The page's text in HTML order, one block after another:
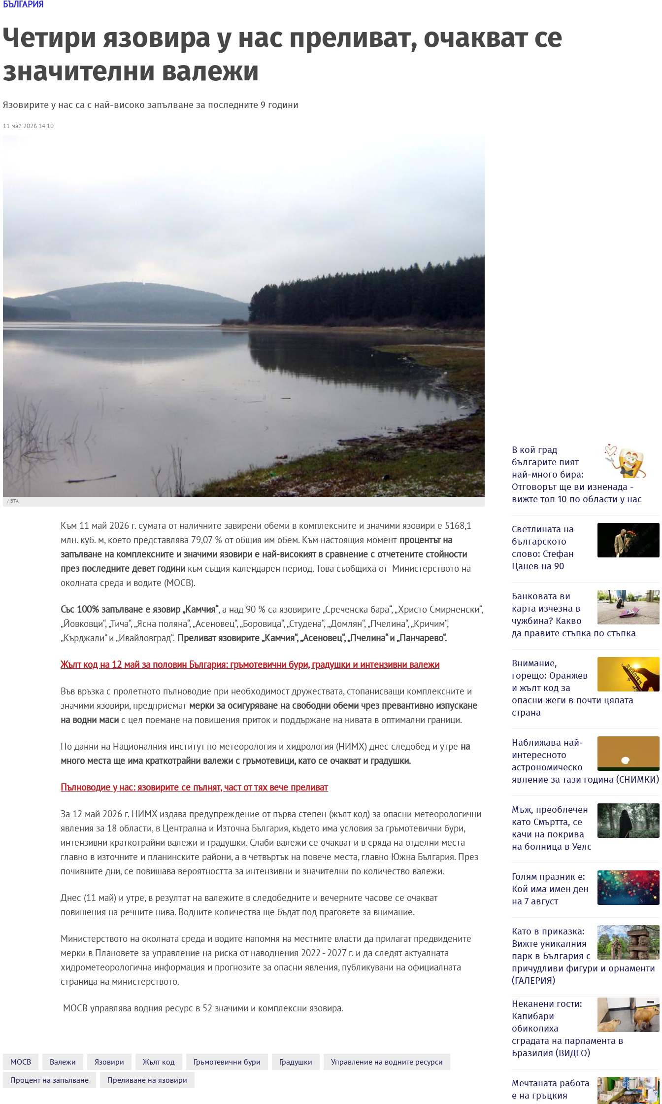
БЪЛГАРИЯ
Четири язовира у нас преливат, очакват се
значителни валежи
Язовирите у нас са с най-високо запълване за последните 9 години
11 май 2026 14:10
/ БТА
Към 11 май 2026 г. сумата от наличните завирени обеми в комплексните и значими язовири е 5168,1
млн. куб. м, което представлява 79,07 % от общия им обем. Към настоящия момент процентът на
запълване на комплексните и значими язовири е най-високият в сравнение с отчетените стойности
през последните девет години към същия календарен период. Това съобщиха от Министерството на
околната среда и водите (МОСВ).
Със 100% запълване е язовир „Камчия“, а над 90 % са язовирите „Среченска бара“, „Христо Смирненски“,
„Йовковци“, „Тича“, „Ясна поляна“, „Асеновец“, „Боровица“, „Студена“, „Домлян“, „Пчелина“, „Кричим“,
„Кърджали“ и „Ивайловград“. Преливат язовирите „Камчия“, „Асеновец“, „Пчелина“ и „Панчарево“.
Жълт код на 12 май за половин България: гръмотевични бури, градушки и интензивни валежи
Във връзка с пролетното пълноводие при необходимост дружествата, стопанисващи комплексните и
значими язовири, предприемат мерки за осигуряване на свободни обеми чрез превантивно изпускане
на водни маси с цел поемане на повишения приток и поддържане на нивата в оптимални граници.
По данни на Националния институт по метеорология и хидрология (НИМХ) днес следобед и утре на
много места ще има краткотрайни валежи с гръмотевици, като се очакват и градушки.
Пълноводие у нас: язовирите се пълнят, част от тях вече преливат
За 12 май 2026 г. НИМХ издава предупреждение от първа степен (жълт код) за опасни метеорологични
явления за 18 области, в Централна и Източна България, където има условия за гръмотевични бури,
интензивни краткотрайни валежи и градушки. Слаби валежи се очакват и в сряда на отделни места
главно в източните и планинските райони, а в четвъртък на повече места, главно Южна България. През
почивните дни, се повишава вероятността за интензивни и значителни по количество валежи.
Днес (11 май) и утре, в резултат на валежите в следобедните и вечерните часове се очакват
повишения на речните нива. Водните количества ще бъдат под праговете за внимание.
Министерството на околната среда и водите напомня на местните власти да прилагат предвидените
мерки в Плановете за управление на риска от наводнения 2022 - 2027 г. и да следят актуалната
хидрометеорологична информация и прогнозите за опасни явления, публикувани на официалната
страница на министерството.
МОСВ управлява водния ресурс в 52 значими и комплексни язовира.
МОСВ Валежи Язовири Жълт код Гръмотевични бури Градушки
Управление на водните ресурси
Процент на запълване
Преливане на язовири
В кой град
българите пият
най-много бира:
Отговорът ще ви изненада -
вижте топ 10 по области у нас
Светлината на
българското
слово: Стефан
Цанев на 90
Банковата ви
карта изчезна в
чужбина? Какво
да правите стъпка по стъпка
Внимание,
горещо: Оранжев
и жълт код за
опасни жеги в почти цялата
страна
Наближава най-
интересното
астрономическо
явление за тази година (СНИМКИ)
Мъж, преоблечен
като Смъртта, се
качи на покрива
на болница в Уелс
Голям празник е:
Кой има имен ден
на 7 август
Като в приказка:
Вижте уникалния
парк в България с
причудливи фигури и орнаменти
(ГАЛЕРИЯ)
Неканени гости:
Капибари
обиколиха
сградата на парламента в
Бразилия (ВИДЕО)
Мечтаната работа
е на гръцкия